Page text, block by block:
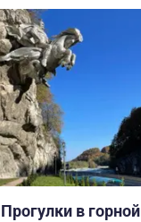
Прогулки в горной